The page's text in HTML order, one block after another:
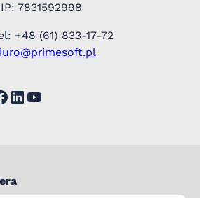
7831592998
+48 (61) 833-17-72
LinkedIn YouTube